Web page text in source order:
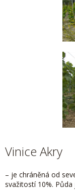
Vinice Akry
– je chráněná od
svažitostí 10%.